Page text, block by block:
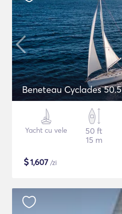
Beneteau Cyclades 50.5
Yacht cu vele
50 ft
15 m
$1,607 /zi